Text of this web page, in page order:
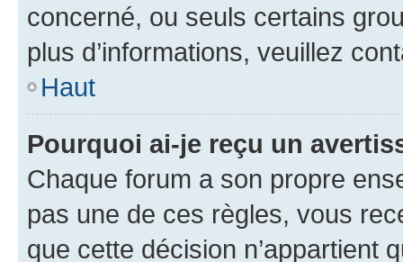
concerné, ou seuls certains
plus d’informations, veuillez
Haut
Pourquoi ai-je reçu un
Chaque forum a son propre
pas une de ces règles, vous
que cette décision n’appartient